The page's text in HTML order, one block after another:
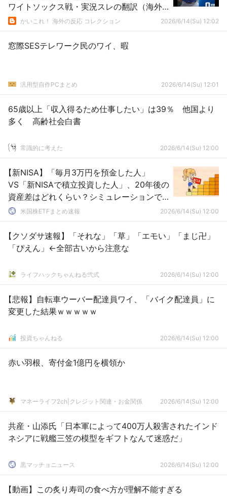
ワイトソックス戦・実況スレの翻訳（海外
の反応）
かいこれ！ 海外の反応 コレクション 2026/6/14(Su) 12:02
窓際SESテレワーク民のワイ、暇
汎用型自作PCまとめ 2026/6/14(Su) 12:01
65歳以上「収入得るため仕事したい」は39％ 他国より
多く 高齢社会白書
常識的に考えた 2026/6/14(Su) 12:00
【新NISA】「毎月3万円を預金した人」
VS「新NISAで積立投資した人」、20年後の
資産差はどれくらい？シミュレーションで
比較・・新NISA、年5％で1217万円（運用
円前後
米国株ETFまとめ速報 2026/6/14(Su) 12:00
【クソダサ速報】「それな」「草」「エモい」「まじ卍」
「ぴえん」←全部古いから注意な
ライフハックちゃんねる弐式 2026/6/14(Su) 12:00
【悲報】自転車ウーバー配達員ワイ、「バイク配達員」に
変更した結果ｗｗｗｗｗ
投資ちゃんねる 2026/6/14(Su) 12:00
赤い羽根、寄付金1億円を横領か
マネーライフ2ch|クレジット関連・お金関係 2026/6/14(Su) 12:00
共産・山添氏「日本軍によって400万人殺害されたインド
ネシアに戦艦三笠の模型をギフトなんて迷惑だ」
黒マッチョニュース 2026/6/14(Su) 12:00
【動画】この炙り寿司の食べ方が理解不能すぎる